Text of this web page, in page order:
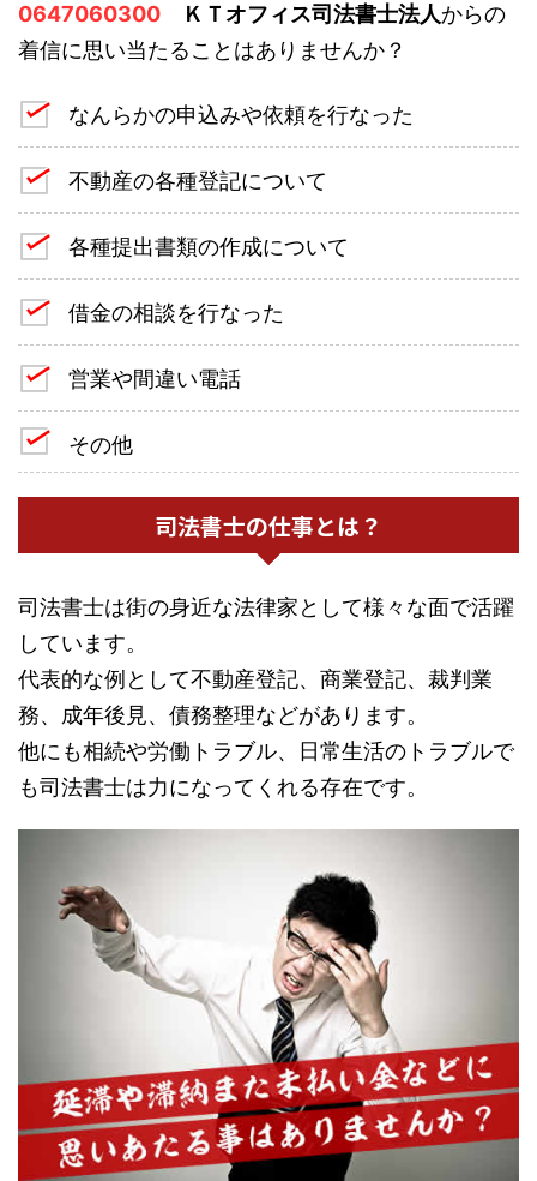
0647060300 ＫＴオフィス司法書士法人からの
着信に思い当たることはありませんか？
なんらかの申込みや依頼を行なった
不動産の各種登記について
各種提出書類の作成について
借金の相談を行なった
営業や間違い電話
その他
司法書士の仕事とは？
司法書士は街の身近な法律家として様々な面で活躍
しています。
代表的な例として不動産登記、商業登記、裁判業
務、成年後見、債務整理などがあります。
他にも相続や労働トラブル、日常生活のトラブルで
も司法書士は力になってくれる存在です。